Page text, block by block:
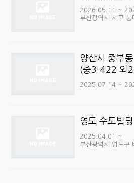
2026.05.11 ~
부산광역시 서구
양산시 중부
(중3-422 외
2025.07.14 ~
영도 수도빌
2025.04.01 ~
부산광역시 영도구